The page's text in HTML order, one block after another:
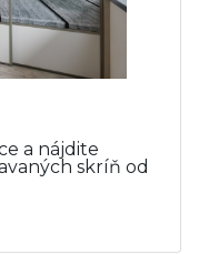
a nájdite
skríň od